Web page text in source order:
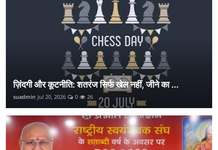
ज़िंदगी और कूटनीति: शतरंज सिर्फ खेल नहीं, जीने का ...
suadmin Jul 20, 2026 0 26